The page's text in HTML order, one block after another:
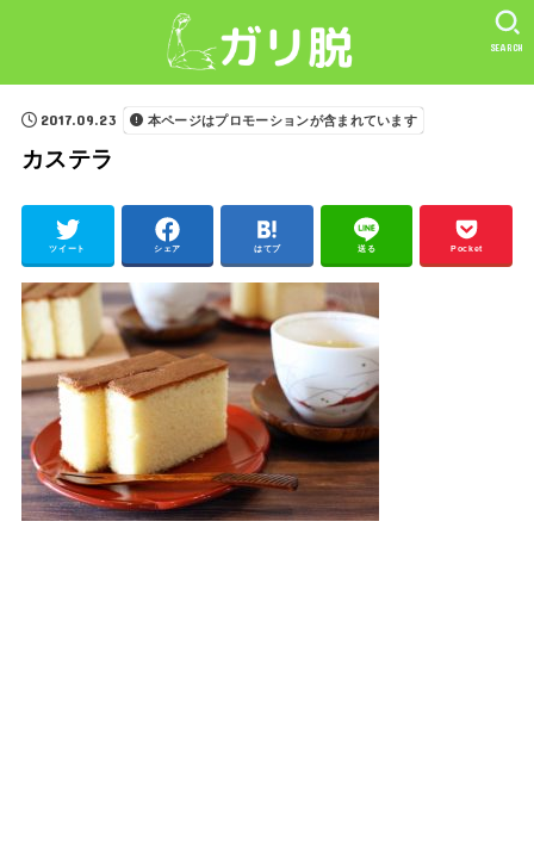
SEARCH
2017.09.23 本ページはプロモーションが含まれています
カステラ
ツイート シェア はてブ 送る Pocket